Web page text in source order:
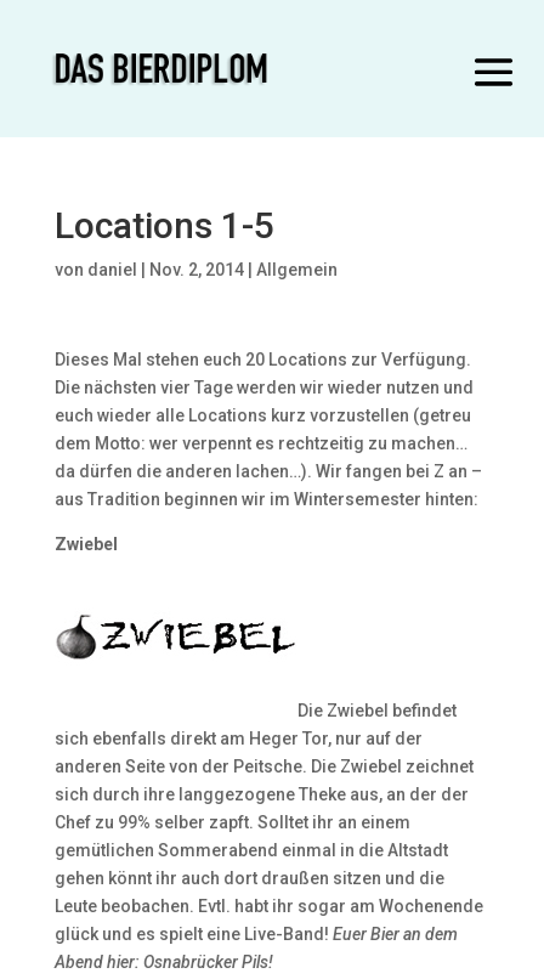
Locations 1-5
von daniel Nov. 2, 2014| Allgemein
Dieses Mal stehen euch 20 Locations zur Verfügung.
Die nächsten vier Tage werden wir wieder nutzen und
euch wieder alle Locations kurz vorzustellen (getreu
dem Motto: wer verpennt es rechtzeitig zu machen…
da dürfen die anderen lachen…). Wir fangen bei Z an –
aus Tradition beginnen wir im Wintersemester hinten:
Zwiebel
Die Zwiebel befindet
sich ebenfalls direkt am Heger Tor, nur auf der
anderen Seite von der Peitsche. Die Zwiebel zeichnet
sich durch ihre langgezogene Theke aus, an der der
Chef zu 99% selber zapft. Solltet ihr an einem
gemütlichen Sommerabend einmal in die Altstadt
gehen könnt ihr auch dort draußen sitzen und die
Leute beobachen. Evtl. habt ihr sogar am Wochenende
glück und es spielt eine Live-Band! Euer Bier an dem
Abend hier: Osnabrücker Pils!